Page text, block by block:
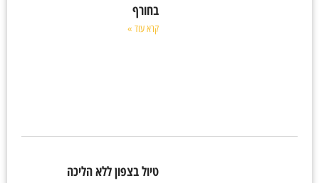
בחורף
קרא עוד »
טיול בצפון ללא הליכה